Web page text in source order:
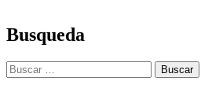
Busqueda
Buscar: